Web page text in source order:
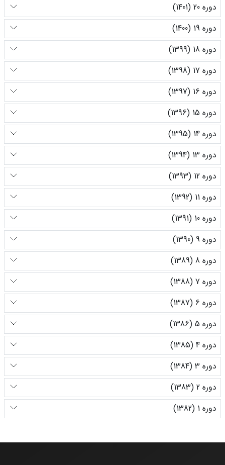
دوره 20 (1401)
دوره 19 (1400)
دوره 18 (1399)
دوره 17 (1398)
دوره 16 (1397)
دوره 15 (1396)
دوره 14 (1395)
دوره 13 (1394)
دوره 12 (1393)
دوره 11 (1392)
دوره 10 (1391)
دوره 9 (1390)
دوره 8 (1389)
دوره 7 (1388)
دوره 6 (1387)
دوره 5 (1386)
دوره 4 (1385)
دوره 3 (1384)
دوره 2 (1383)
دوره 1 (1382)